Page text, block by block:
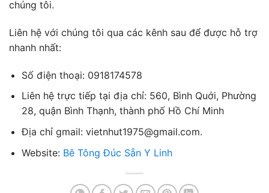
chúng tôi.
Liên hệ với chúng tôi qua các kênh sau để được hỗ trợ
nhanh nhất:
Số điện thoại: 0918174578
Liên hệ trực tiếp tại địa chỉ: 560, Bình Quới, Phường
28, quận Bình Thạnh, thành phố Hồ Chí Minh
Địa chỉ gmail: vietnhut1975@gmail.com.
Website: Bê Tông Đúc Sẵn Y Linh